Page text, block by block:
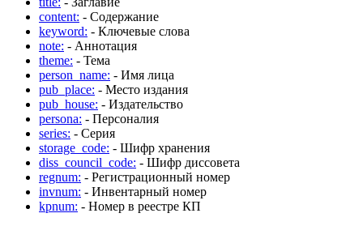
content: - Содержание
keyword: - Ключевые слова
note: - Аннотация
theme: - Тема
person_name: - Имя лица
pub_place: - Место издания
pub_house: - Издательство
persona: - Персоналия
series: - Серия
storage_code: - Шифр хранения
diss_council_code: - Шифр диссовета
regnum: - Регистрационный номер
invnum: - Инвентарный номер
kpnum: - Номер в реестре КП